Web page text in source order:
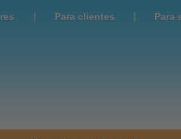
| Para clientes | Para